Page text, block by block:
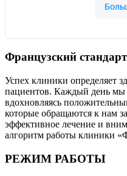
Французский стандарт
Успех клиники определяет
пациентов. Каждый день мы
вдохновляясь
которые обращаются к нам
эффективное лечение и
алгоритм работы клиники
РЕЖИМ РАБОТЫ